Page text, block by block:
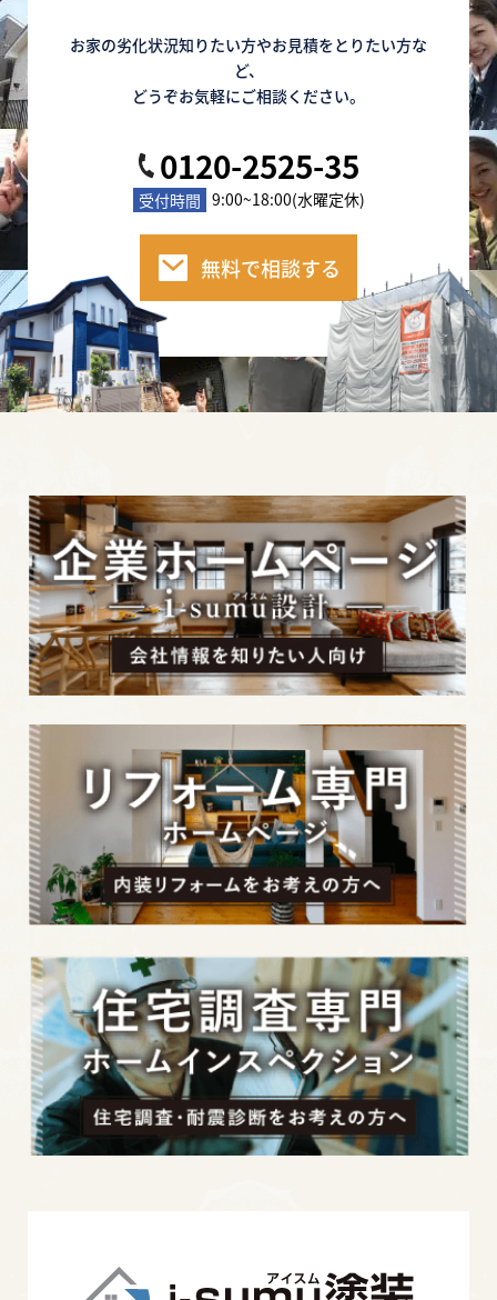
2020年10月10日
【屋根の名称をご紹介】屋根の不具合を発見！
2020年10月3日
屋根・外壁塗装で必要な「足場」。その相場と
必要性についてご紹介します。
2020年10月2日
塗装工事開始！でも塗装職人さんってどんな
人？その疑問にお答えします。
お家の劣化状況知りたい方やお見積をとりたい方な
ど、
どうぞお気軽にご相談ください。
0120-2525-35
受付時間 9:00~18:00(水曜定休)
無料で相談する